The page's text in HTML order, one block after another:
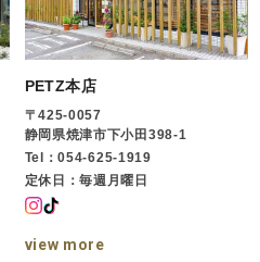
PETZ本店
〒425-0057
静岡県焼津市下小田398-1
Tel：054-625-1919
定休日：毎週月曜日
view more